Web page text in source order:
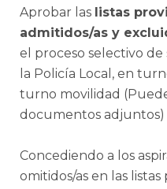
Aprobar las listas
admitidos/as y
el proceso selectivo de
la Policía Local, en
turno movilidad
documentos adjuntos)
Concediendo a los
omitidos/as en las